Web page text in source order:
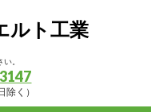
ルト工業
。
く）